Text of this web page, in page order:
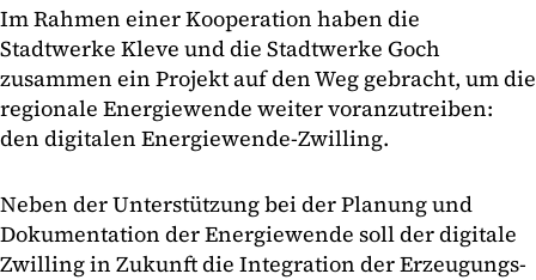
Im Rahmen einer Kooperation haben die
Stadtwerke Kleve und die Stadtwerke Goch
zusammen ein Projekt auf den Weg gebracht, um die
regionale Energiewende weiter voranzutreiben:
den digitalen Energiewende-Zwilling.
Neben der Unterstützung bei der Planung und
Dokumentation der Energiewende soll der digitale
Zwilling in Zukunft die Integration der Erzeugungs-